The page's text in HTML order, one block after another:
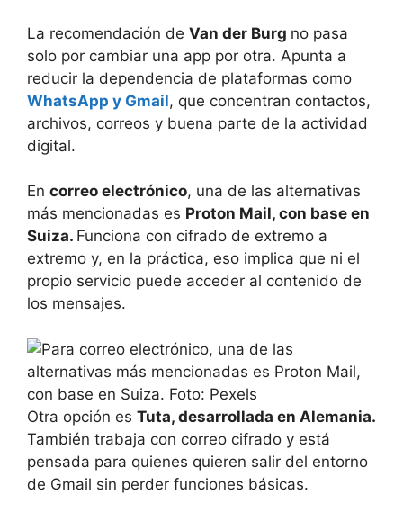
La recomendación de Van der Burg no pasa
solo por cambiar una app por otra. Apunta a
reducir la dependencia de plataformas como
WhatsApp y Gmail, que concentran contactos,
archivos, correos y buena parte de la actividad
digital.
En correo electrónico, una de las alternativas
más mencionadas es Proton Mail, con base en
Suiza. Funciona con cifrado de extremo a
extremo y, en la práctica, eso implica que ni el
propio servicio puede acceder al contenido de
los mensajes.
Otra opción es Tuta, desarrollada en Alemania.
También trabaja con correo cifrado y está
pensada para quienes quieren salir del entorno
de Gmail sin perder funciones básicas.